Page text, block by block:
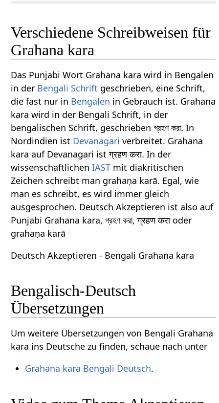
Verschiedene Schreibweisen für
Grahana kara
Das Punjabi Wort Grahana kara wird in Bengalen
in der Bengali Schrift geschrieben, eine Schrift,
die fast nur in Bengalen in Gebrauch ist. Grahana
kara wird in der Bengali Schrift, in der
bengalischen Schrift, geschrieben গ্রহণ করা. In
Nordindien ist Devanagari verbreitet. Grahana
kara auf Devanagari ist ग्रहण करा. In der
wissenschaftlichenIAST mit diakritischen
Zeichen schreibt man grahaṇa karā. Egal, wie
man es schreibt, es wird immer gleich
ausgesprochen. Deutsch Akzeptieren ist also auf
Punjabi Grahana kara, গ্রহণ করা, ग्रहण करा oder
grahaṇa karā
Deutsch Akzeptieren - Bengali Grahana kara
Bengalisch-Deutsch
Übersetzungen
Um weitere Übersetzungen von Bengali Grahana
kara ins Deutsche zu finden, schaue nach unter
Grahana kara Bengali Deutsch.